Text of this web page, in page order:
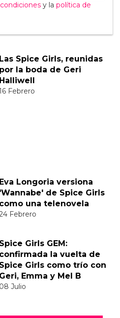
y la política de
Las Spice Girls, reunidas
por la boda de Geri
Halliwell
Febrero
Eva Longoria versiona
'Wannabe' de Spice Girls
como una telenovela
Febrero
Spice Girls GEM:
confirmada la vuelta de
Spice Girls como trío con
Geri, Emma y Mel B
08 Julio